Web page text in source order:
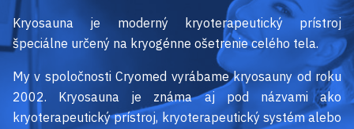
Kryosauna je moderný kryoterapeutický prístroj
špeciálne určený na kryogénne ošetrenie celého tela.
My v spoločnosti Cryomed vyrábame kryosauny od roku
2002. Kryosauna je známa aj pod názvami ako
kryoterapeutický prístroj, kryoterapeutický systém alebo